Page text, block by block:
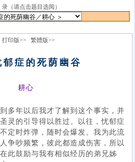
（请点击题目选阅）
打印版>> 繁體版>>
郁症的死荫幽谷
耕心
多年以后我才了解到这个事实，并
灵的引导得以胜过。以往，忧郁症
定时炸弹，随时会爆发。我为此流
争吵频繁，彼此都造成伤害，所以
此鼓励与我有相似经历的弟兄姊